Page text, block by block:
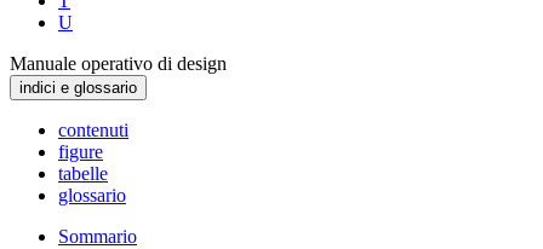
U
Manuale operativo di design
indici e glossario
contenuti
figure
tabelle
glossario
Sommario